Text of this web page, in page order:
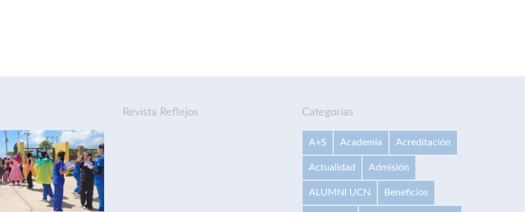
Revista Reflejos Categorías
A+S Academia Acreditación
Actualidad Admisión
ALUMNI UCN Beneficios